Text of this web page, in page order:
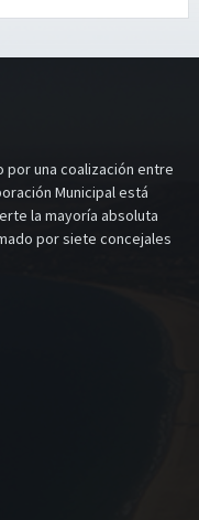
por una coalización entre
Municipal está
la mayoría absoluta
por siete concejales